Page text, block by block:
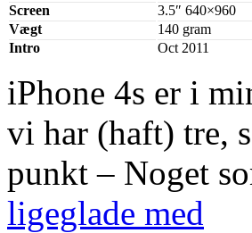
Screen
3.5″ 640×960
Vægt
140 gram
Intro
Oct 2011
iPhone 4s er i
vi har (haft) tre,
punkt – Noget
ligeglade med